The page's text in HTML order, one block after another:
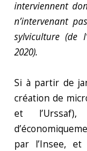
interviennent
n’intervenant
sylviculture (de
2020).
Si à partir de
création de
et
par l’Insee,